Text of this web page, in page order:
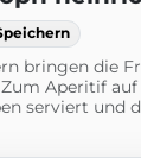
bringen die
Aperitif
serviert und